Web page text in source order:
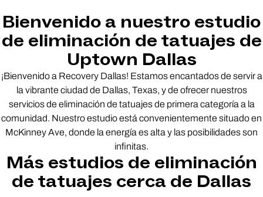
Bienvenido a nuestro estudio
de eliminación de tatuajes de
Uptown Dallas
¡Bienvenido a Recovery Dallas! Estamos encantados de servir a
la vibrante ciudad de Dallas, Texas, y de ofrecer nuestros
servicios de eliminación de tatuajes de primera categoría a la
comunidad. Nuestro estudio está convenientemente situado en
McKinney Ave, donde la energía es alta y las posibilidades son
infinitas.
Más estudios de eliminación
de tatuajes cerca de Dallas